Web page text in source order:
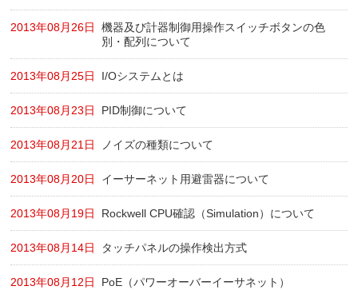
2013年08月26日
機器及び計器制御用操作スイッチボタンの色
別・配列について
2013年08月25日 I/Oシステムとは
2013年08月23日 PID制御について
2013年08月21日 ノイズの種類について
2013年08月20日 イーサーネット用避雷器について
2013年08月19日 Rockwell CPU確認（Simulation）について
2013年08月14日 タッチパネルの操作検出方式
2013年08月12日 PoE（パワーオーバーイーサネット）